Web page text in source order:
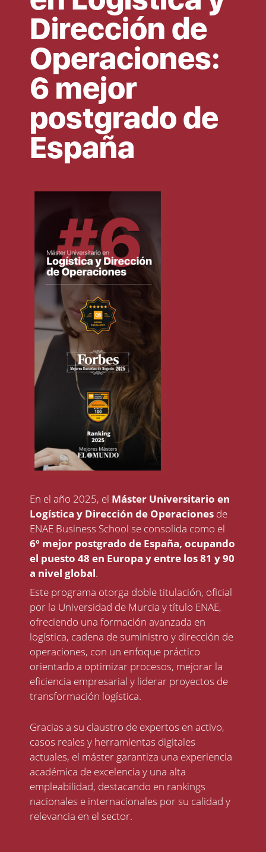
Dirección de
Operaciones:
6 mejor
postgrado de
España
En el año 2025, el Máster Universitario en
Logística y Dirección de Operaciones de
ENAE Business School se consolida como el
6º mejor postgrado de España, ocupando
el puesto 48 en Europa y entre los 81 y 90
a nivel global.
Este programa otorga doble titulación, oficial
por la Universidad de Murcia y título ENAE,
ofreciendo una formación avanzada en
logística, cadena de suministro y dirección de
operaciones, con un enfoque práctico
orientado a optimizar procesos, mejorar la
eficiencia empresarial y liderar proyectos de
transformación logística.
Gracias a su claustro de expertos en activo,
casos reales y herramientas digitales
actuales, el máster garantiza una experiencia
académica de excelencia y una alta
empleabilidad, destacando en rankings
nacionales e internacionales por su calidad y
relevancia en el sector.